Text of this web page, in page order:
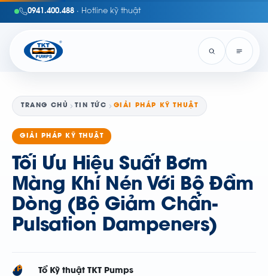
0941.400.488 · Hotline kỹ thuật
TRANG CHỦ TIN TỨC GIẢI PHÁP KỸ THUẬT
GIẢI PHÁP KỸ THUẬT
Tối Ưu Hiệu Suất Bơm
Màng Khí Nén Với Bộ Đầm
Dòng (Bộ Giảm Chấn-
Pulsation Dampeners)
TP Tổ Kỹ thuật TKT Pumps